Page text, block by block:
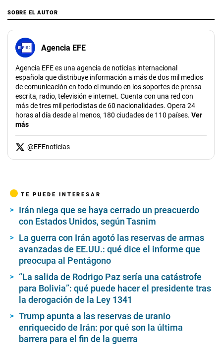
SOBRE EL AUTOR
Agencia EFE
Agencia EFE es una agencia de noticias internacional
española que distribuye información a más de dos mil medios
de comunicación en todo el mundo en los soportes de prensa
escrita, radio, televisión e internet. Cuenta con una red con
más de tres mil periodistas de 60 nacionalidades. Opera 24
horas al día desde al menos, 180 ciudades de 110 países. Ver
más
@EFEnoticias
TE PUEDE INTERESAR
Irán niega que se haya cerrado un preacuerdo
con Estados Unidos, según Tasnim
La guerra con Irán agotó las reservas de armas
avanzadas de EE.UU.: qué dice el informe que
preocupa al Pentágono
“La salida de Rodrigo Paz sería una catástrofe
para Bolivia”: qué puede hacer el presidente tras
la derogación de la Ley 1341
Trump apunta a las reservas de uranio
enriquecido de Irán: por qué son la última
barrera para el fin de la guerra